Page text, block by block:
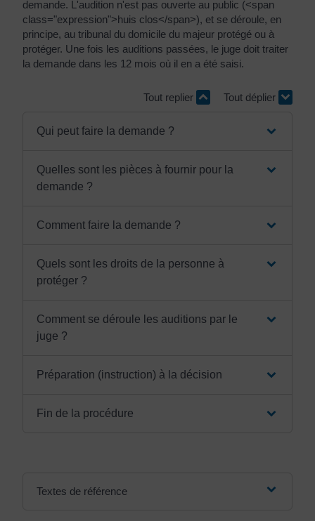
demande. L'audition n'est pas ouverte au public (<span
class="expression">huis clos</span>), et se déroule, en
principe, au tribunal du domicile du majeur protégé ou à
protéger. Une fois les auditions passées, le juge doit traiter
la demande dans les 12 mois où il en a été saisi.
Tout replier Tout déplier
Qui peut faire la demande ?
Quelles sont les pièces à fournir pour la
demande ?
Comment faire la demande ?
Quels sont les droits de la personne à
protéger ?
Comment se déroule les auditions par le
juge ?
Préparation (instruction) à la décision
Fin de la procédure
Textes de référence